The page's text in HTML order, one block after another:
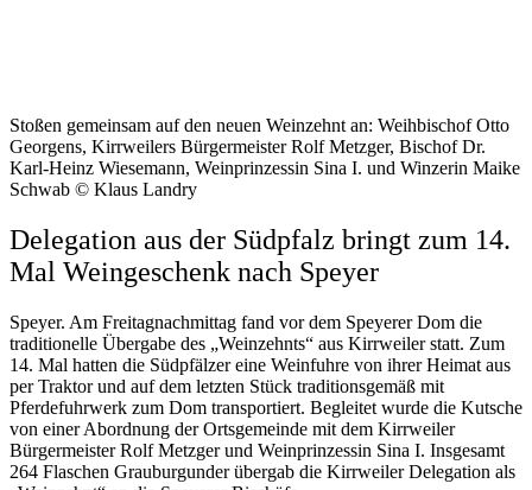
Stoßen gemeinsam auf den neuen Weinzehnt an: Weihbischof Otto
Georgens, Kirrweilers Bürgermeister Rolf Metzger, Bischof Dr.
Karl-Heinz Wiesemann, Weinprinzessin Sina I. und Winzerin Maike
Schwab © Klaus Landry
Delegation aus der Südpfalz bringt zum 14.
Mal Weingeschenk nach Speyer
Speyer. Am Freitagnachmittag fand vor dem Speyerer Dom die
traditionelle Übergabe des „Weinzehnts“ aus Kirrweiler statt. Zum
14. Mal hatten die Südpfälzer eine Weinfuhre von ihrer Heimat aus
per Traktor und auf dem letzten Stück traditionsgemäß mit
Pferdefuhrwerk zum Dom transportiert. Begleitet wurde die Kutsche
von einer Abordnung der Ortsgemeinde mit dem Kirrweiler
Bürgermeister Rolf Metzger und Weinprinzessin Sina I. Insgesamt
264 Flaschen Grauburgunder übergab die Kirrweiler Delegation als